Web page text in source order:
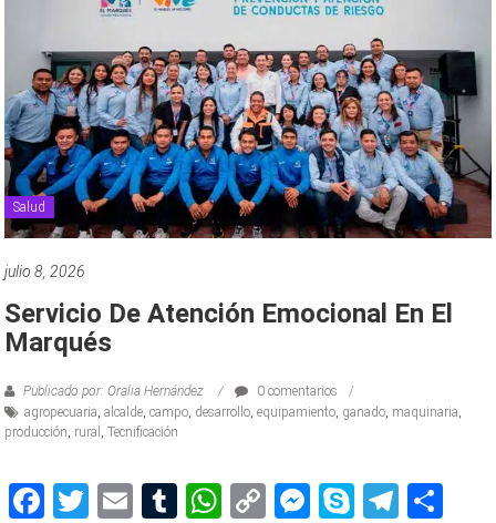
Salud
julio 8, 2026
Servicio De Atención Emocional En El
Marqués
Publicado por: Oralia Hernández
0 comentarios
agropecuaria ,alcalde ,campo desarrollo ,equipamiento ganado maquinaria
producción rural ,Tecnificación
Facebook
Twitter
EmailTumblr
WhatsApp
CopyMessenger
Skype